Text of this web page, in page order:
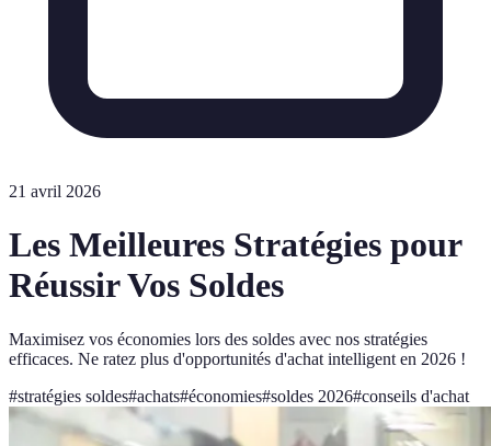
21 avril 2026
Les Meilleures Stratégies pour
Réussir Vos Soldes
Maximisez vos économies lors des soldes avec nos stratégies
efficaces. Ne ratez plus d'opportunités d'achat intelligent en 2026 !
#stratégies soldes#achats#économies#soldes 2026#conseils d'achat